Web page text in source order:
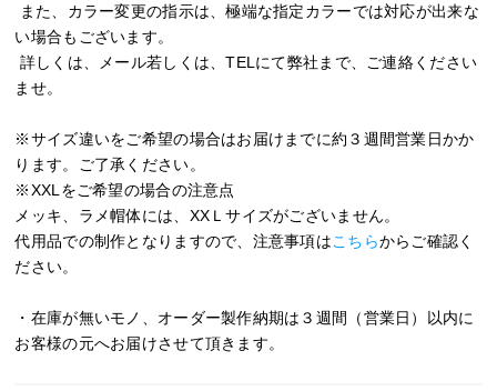
また、カラー変更の指示は、極端な指定カラーでは対応が出来な
い場合もございます。
詳しくは、メール若しくは、TELにて弊社まで、ご連絡ください
ませ。
※サイズ違いをご希望の場合はお届けまでに約３週間営業日かか
ります。ご了承ください。
※XXLをご希望の場合の注意点
メッキ、ラメ帽体には、XXＬサイズがございません。
代用品での制作となりますので、注意事項はこちらからご確認く
ださい。
・在庫が無いモノ、オーダー製作納期は３週間（営業日）以内に
お客様の元へお届けさせて頂きます。